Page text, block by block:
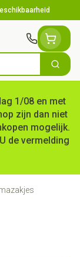
Zoek
1/08 en met
zijn dan niet
mogelijk.
de vermelding